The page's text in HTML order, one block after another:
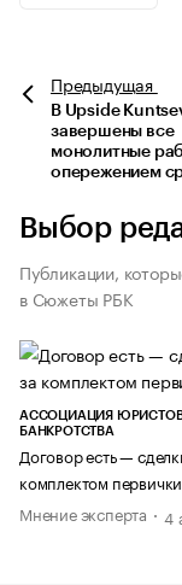
Предыдущая
В Upside
завершены все
монолитные
опережением
Выбор
Публикации,
в Сюжеты РБК
АССОЦИАЦИЯ ЮРИСТОВ
БАНКРОТСТВА
Договор есть —
комплектом первички
Мнение эксперта
4